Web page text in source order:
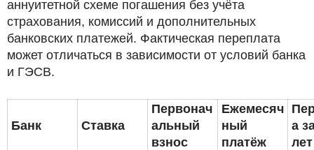
аннуитетной схеме погашения без учёта
страхования, комиссий и дополнительных
банковских платежей. Фактическая переплата
может отличаться в зависимости от условий банка
и ГЭСВ.
Банк Ставка
Первонач
альный
взнос
Ежемесяч
ный
платёж
а
лет